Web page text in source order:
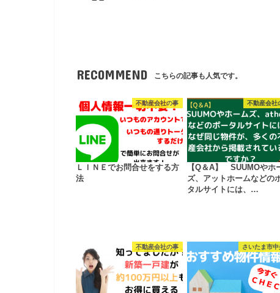
RECOMMEND こちらの記事も人気です。
不動産会社の事
ＬＩＮＥでお問合せをする方
法
不動産会社
【Q＆A】 SUUMOやホ
ズ、アットホームなどの
タルサイトには、…
不動産会社の事 さいたま市中